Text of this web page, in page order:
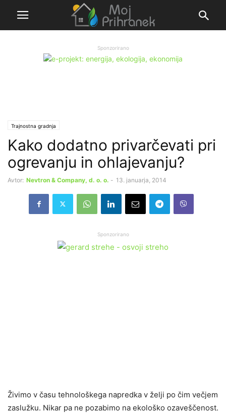
Sponzorirano
Trajnostna gradnja
Kako dodatno privarčevati pri
ogrevanju in ohlajevanju?
Avtor: Nevtron & Company, d. o. o. - 13. januarja, 2014
Sponzorirano
Živimo v času tehnološkega napredka v želji po čim večjem
zaslužku. Nikar pa ne pozabimo na ekološko ozaveščenost.